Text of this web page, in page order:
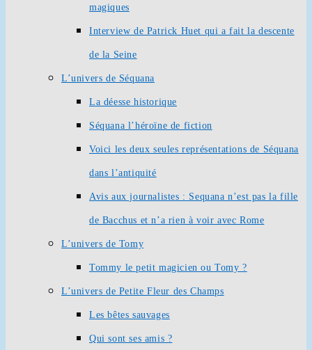
magiques
Interview de Patrick Huet qui a fait la descente
de la Seine
L’univers de Séquana
La déesse historique
Séquana l’héroïne de fiction
Voici les deux seules représentations de Séquana
dans l’antiquité
Avis aux journalistes : Sequana n’est pas la fille
de Bacchus et n’a rien à voir avec Rome
L’univers de Tomy
Tommy le petit magicien ou Tomy ?
L’univers de Petite Fleur des Champs
Les bêtes sauvages
Qui sont ses amis ?